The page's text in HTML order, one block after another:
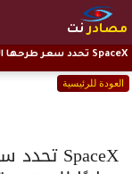
مصادرنت
العودة للرئيسية
SpaceX تحدد سعر طرحها الأولي بـ 135 دولارًا للسهم بتقييم 1.77 تريليون دولار